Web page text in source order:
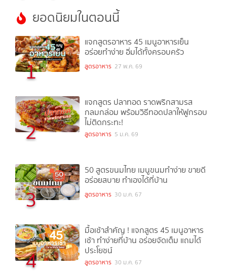
ยอดนิยมในตอนนี้
1
แจกสูตรอาหาร 45 เมนูอาหารเย็น
อร่อยทำง่าย อิ่มได้ทั้งครอบครัว
สูตรอาหาร 27 พ.ค. 69
2
แจกสูตร ปลาทอด ราดพริกสามรส
กลมกล่อม พร้อมวิธีทอดปลาให้ฟูกรอบ
ไม่ติดกระทะ!
สูตรอาหาร 5 ม.ค. 69
3
50 สูตรขนมไทย เมนูขนมทำง่าย ขายดี
อร่อยสบาย ทำเองได้ที่บ้าน
สูตรอาหาร 30 ม.ค. 67
4
มื้อเช้าสำคัญ ! แจกสูตร 45 เมนูอาหาร
เช้า ทำง่ายที่บ้าน อร่อยจัดเต็ม แถมได้
ประโยชน์
สูตรอาหาร 30 ม.ค. 67